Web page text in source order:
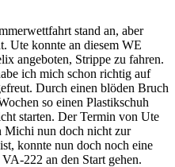
stand an, aber
Ute konnte an diesem WE
angeboten, Strippe zu fahren.
ich mich schon richtig auf
Durch einen blöden Bruch
so einen Plastikschuh
starten. Der Termin von Ute
Michi nun doch nicht zur
konnte nun doch noch eine
222 an den Start gehen.